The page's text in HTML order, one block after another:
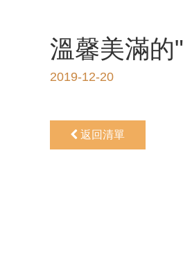
溫馨美滿
2019-12-20
返回清單